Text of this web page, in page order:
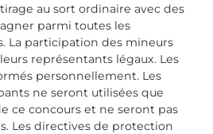
au sort ordinaire avec des
parmi toutes les
La participation des mineurs
représentants légaux. Les
personnellement. Les
ne seront utilisées que
ce concours et ne seront pas
Les directives de protection